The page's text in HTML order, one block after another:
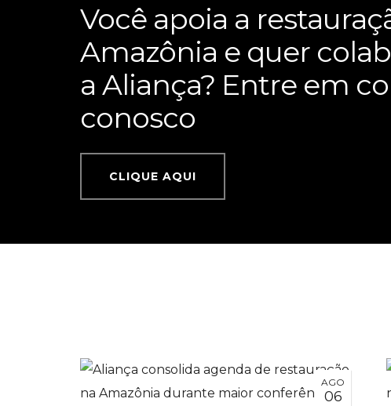
Você apoia a
Amazônia e quer
a Aliança? Entre em
conosco
CLIQUE AQUI
AGO
06